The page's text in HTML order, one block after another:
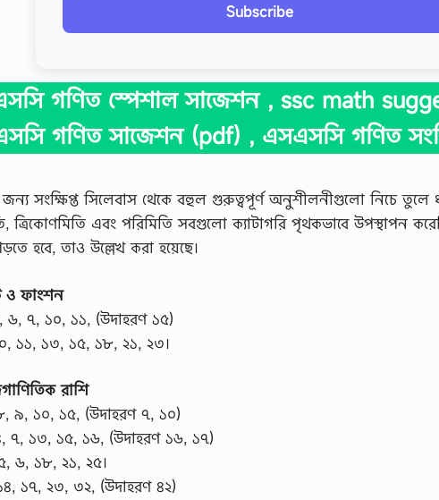
Subscribe
গণিত স্পেশাল সাজেশন , ssc math
গণিত সাজেশন (pdf) , এসএসসি গণিত
সংক্ষিপ্ত সিলেবাস থেকে বহুল গুরুত্বপূর্ণ অনুশীলনীগুলো নিচে
ত্রিকোণমিতি এবং পরিমিতি সবগুলো ক্যাটাগরি পৃথকভাবে উপস্থাপন
হবে, তাও উল্লেখ করা হয়েছে।
ও ফাংশন
৭, ১০, ১১, (উদাহরণ ১৫)
১১, ১৩, ১৫, ১৮, ২১, ২৩।
রাশি
৯, ১০, ১৫, (উদাহরণ ৭, ১০)
১৩, ১৫, ১৬, (উদাহরণ ১৬, ১৭)
৬, ১৮, ২১, ২৫।
১৭, ২৩, ৩২, (উদাহরণ ৪২)